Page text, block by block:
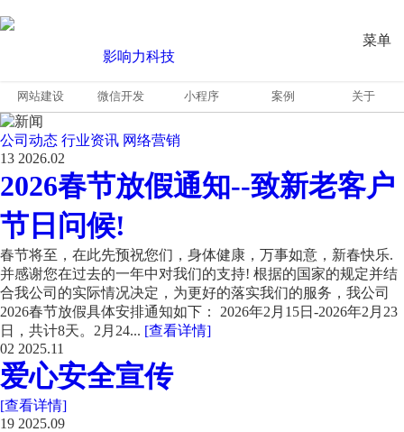
菜单
网站建设 微信开发 小程序 案例 关于
公司动态 行业资讯 网络营销
13 2026.02
2026春节放假通知--致新老客户
节日问候!
春节将至，在此先预祝您们，身体健康，万事如意，新春快乐.
并感谢您在过去的一年中对我们的支持! 根据的国家的规定并结
合我公司的实际情况决定，为更好的落实我们的服务，我公司
2026春节放假具体安排通知如下： 2026年2月15日-2026年2月23
日，共计8天。2月24... [查看详情]
02 2025.11
爱心安全宣传
[查看详情]
19 2025.09